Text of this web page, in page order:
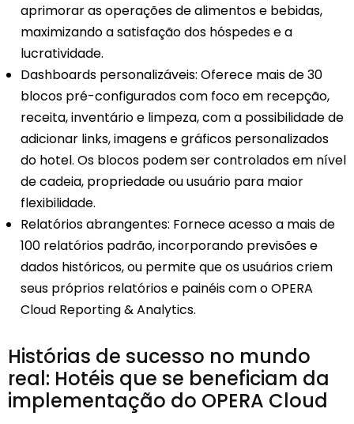
aprimorar as operações de alimentos e bebidas,
maximizando a satisfação dos hóspedes e a
lucratividade.
Dashboards personalizáveis: Oferece mais de 30
blocos pré-configurados com foco em recepção,
receita, inventário e limpeza, com a possibilidade de
adicionar links, imagens e gráficos personalizados
do hotel. Os blocos podem ser controlados em nível
de cadeia, propriedade ou usuário para maior
flexibilidade.
Relatórios abrangentes: Fornece acesso a mais de
100 relatórios padrão, incorporando previsões e
dados históricos, ou permite que os usuários criem
seus próprios relatórios e painéis com o OPERA
Cloud Reporting & Analytics.
Histórias de sucesso no mundo
real: Hotéis que se beneficiam da
implementação do OPERA Cloud